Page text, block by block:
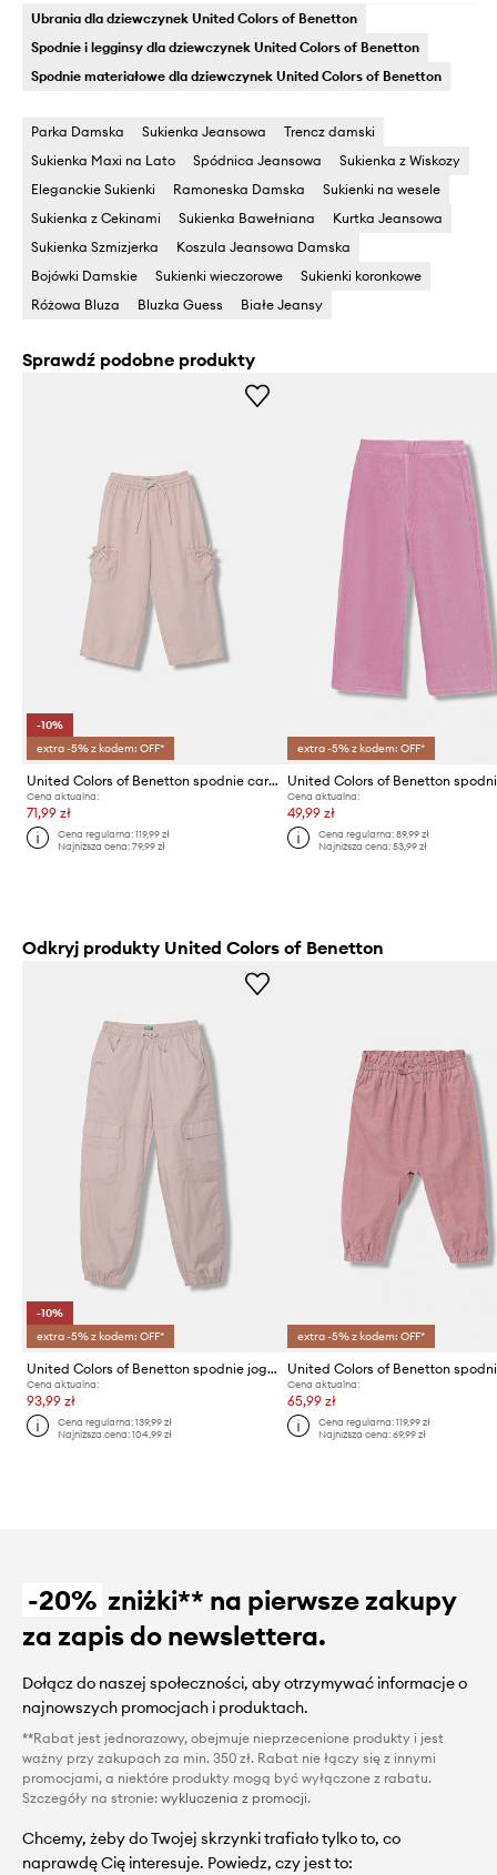
Ubrania dla dziewczynek United Colors of Benetton
Spodnie i legginsy dla dziewczynek United Colors of Benetton
Spodnie materiałowe dla dziewczynek United Colors of Benetton
Parka Damska Sukienka Jeansowa
Trencz damski
Sukienka Maxi na Lato
Spódnica Jeansowa
Sukienka z Wiskozy
Eleganckie Sukienki
Ramoneska Damska
Sukienki na wesele
Sukienka z Cekinami
Sukienka Bawełniana
Kurtka Jeansowa
Sukienka Szmizjerka
Koszula Jeansowa Damska
Bojówki Damskie
Sukienki wieczorowe
Sukienki koronkowe
Różowa Bluza
Bluzka Guess Białe Jeansy
Sprawdź podobne produkty
-10%
extra -5% z kodem: OFF*
United Colors of Benetton spodnie cargo dziecięce
Cena aktualna:
71,99 zł
Cena regularna:119,99 zł
Najniższa cena:79,99 zł
extra -5% z kodem: OFF*
United Colors of Benetton
Cena aktualna:
49,99 zł
Cena regularna: 89,99 zł
Najniższa cena: 53,99 zł
Odkryj produkty United Colors of Benetton
-10%
extra -5% z kodem: OFF*
United Colors of Benetton spodnie joggery dziecięce z bawełną
Cena aktualna:
93,99 zł
Cena regularna:139,99 zł
Najniższa cena:104,99 zł
extra -5% z kodem: OFF*
Cena aktualna:
65,99 zł
Cena regularna: 119,99 zł
Najniższa cena: 69,99 zł
-20% zniżki** na pierwsze zakupy
za zapis do newslettera.
Dołącz do naszej społeczności, aby otrzymywać informacje o
najnowszych promocjach i produktach.
**Rabat jest jednorazowy, obejmuje nieprzecenione produkty i jest
ważny przy zakupach za min. 350 zł. Rabat nie łączy się z innymi
promocjami, a niektóre produkty mogą być wyłączone z rabatu.
Szczegóły na stronie: wykluczenia z promocji.
Chcemy, żeby do Twojej skrzynki trafiało tylko to, co
naprawdę Cię interesuje. Powiedz, czy jest to: